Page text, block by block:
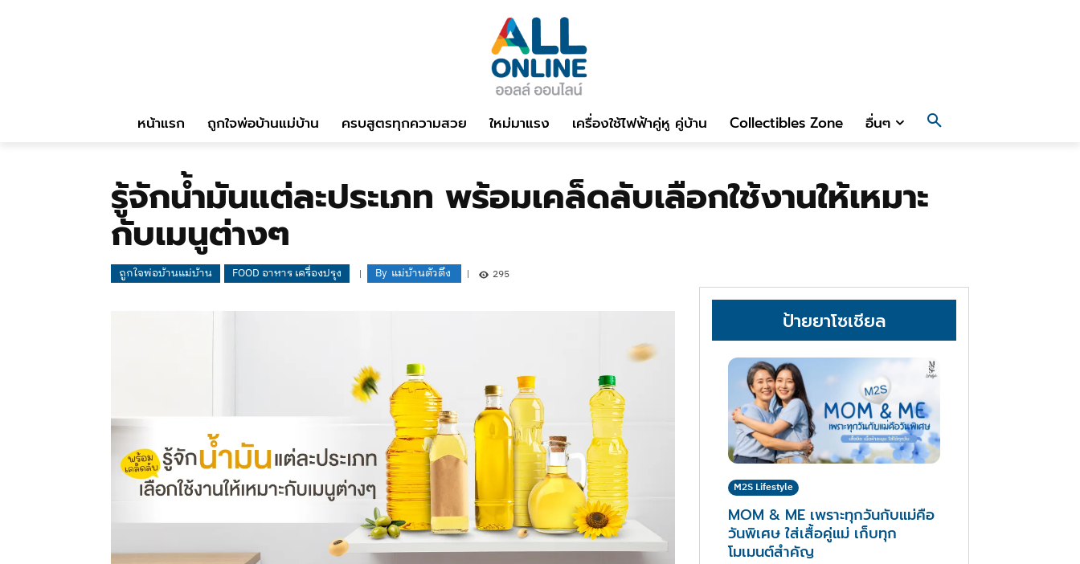
หน้าแรก ถูกใจพ่อบ้านแม่บ้าน ครบสูตรทุกความสวย ใหม่มาแรง เครื่องใช้ไฟฟ้าคู่หู คู่บ้าน Collectibles Zone อื่นๆ
รู้จักน้ำมันแต่ละประเภท พร้อมเคล็ดลับเลือกใช้งานให้เหมาะ
กับเมนูต่างๆ
ถูกใจพ่อบ้านแม่บ้าน FOOD อาหาร เครื่องปรุง By แม่บ้านตัวตึง 295
ป้ายยาโซเชียล
M2S Lifestyle
MOM & ME เพราะทุกวันกับแม่คือ
วันพิเศษ ใส่เสื้อคู่แม่ เก็บทุก
โมเมนต์สำคัญ